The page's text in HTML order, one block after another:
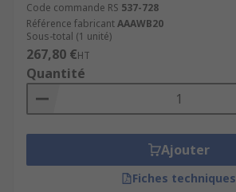
Code commande RS 537-728
Référence fabricantAAAWB20
Sous-total (1 unité)
267,80 €HT
Quantité
Ajouter
Fiches techniques